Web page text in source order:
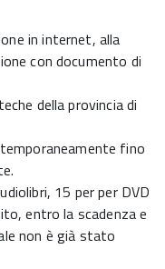
in internet, alla
con documento di
della provincia di
fino
15 per per DVD
entro la scadenza e
non è già stato